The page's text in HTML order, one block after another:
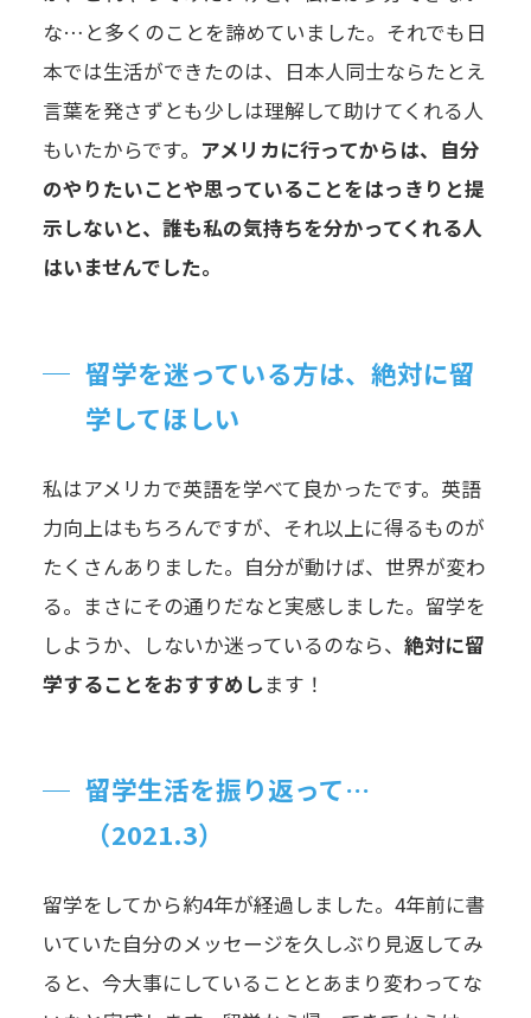
な…と多くのことを諦めていました。それでも日
本では生活ができたのは、日本人同士ならたとえ
言葉を発さずとも少しは理解して助けてくれる人
もいたからです。 アメリカに行ってからは、自分
のやりたいことや思っていることをはっきりと提
示しないと、誰も私の気持ちを分かってくれる人
はいませんでした。
留学を迷っている方は、絶対に留
学してほしい
私はアメリカで英語を学べて良かったです。英語
力向上はもちろんですが、それ以上に得るものが
たくさんありました。自分が動けば、世界が変わ
る。まさにその通りだなと実感しました。留学を
しようか、しないか迷っているのなら、 絶対に留
学することをおすすめします！
留学生活を振り返って…
（2021.3）
留学をしてから約4年が経過しました。4年前に書
いていた自分のメッセージを久しぶり見返してみ
ると、今大事にしていることとあまり変わってな